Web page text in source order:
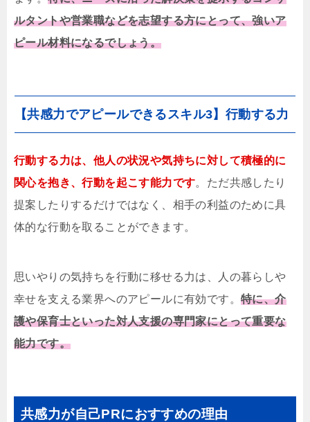
ルタントや営業職などを志望する方にとって、強いア
ピール材料になるでしょう。
【共感力でアピールできるスキル3】行動する力
行動する力は、他人の状況や気持ちに対して積極的に
関心を抱き、行動を起こす能力です。ただ共感したり
提案したりするだけではなく、相手の利益のために具
体的な行動を取ることができます。
思いやりの気持ちを行動に移せる力は、人の暮らしや
幸せを支える業界へのアピールに有効です。 特に、介
護や保育士といった対人支援の専門家にとって重要な
能力です。
共感力が自己PRにおすすめの理由